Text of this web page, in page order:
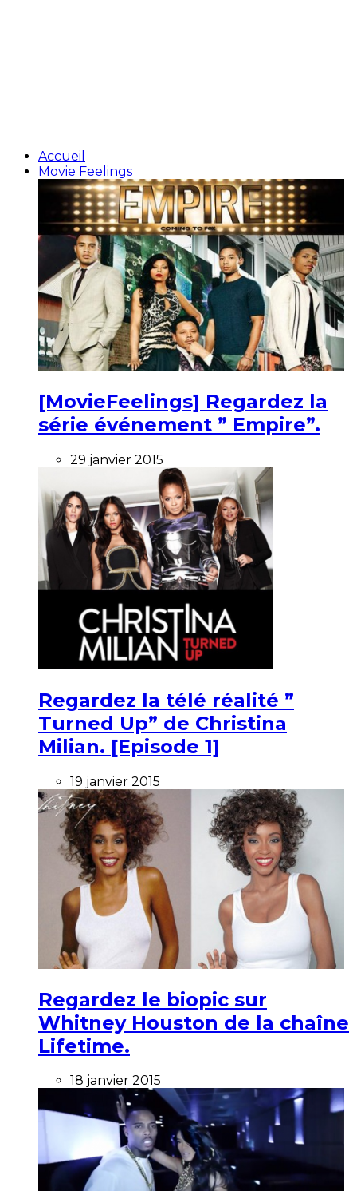
Accueil
Movie Feelings
[MovieFeelings] Regardez la
série événement ” Empire”.
29 janvier 2015
Regardez la télé réalité ”
Turned Up” de Christina
Milian. [Episode 1]
19 janvier 2015
Regardez le biopic sur
Whitney Houston de la chaîne
Lifetime.
18 janvier 2015